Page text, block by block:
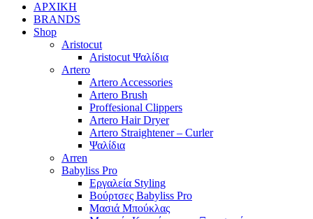
ΑΡΧΙΚΗ
BRANDS
Shop
Aristocut
Aristocut Ψαλίδια
Artero
Artero Accessories
Artero Brush
Proffesional Clippers
Artero Hair Dryer
Artero Straightener – Curler
Ψαλίδια
Arren
Babyliss Pro
Εργαλεία Styling
Βούρτσες Babyliss Pro
Μασιά Μπούκλας